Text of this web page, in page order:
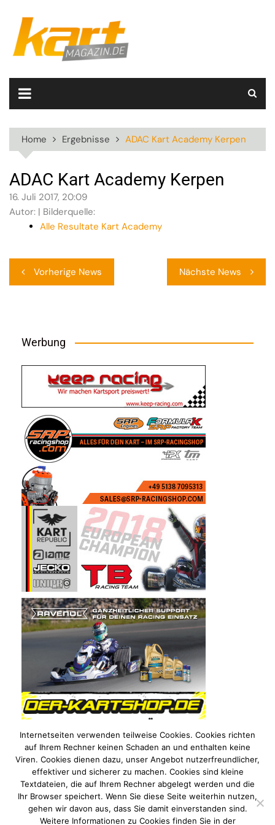
content
Home Ergebnisse ADAC Kart Academy Kerpen
ADAC Kart Academy Kerpen
16. Juli 2017, 20:09
Autor: | Bilderquelle:
Alle Resultate Kart Academy
Vorherige News Nächste News
Werbung
Internetseiten verwenden teilweise Cookies. Cookies richten
auf Ihrem Rechner keinen Schaden an und enthalten keine
Viren. Cookies dienen dazu, unser Angebot nutzerfreundlicher,
effektiver und sicherer zu machen. Cookies sind kleine
Textdateien, die auf Ihrem Rechner abgelegt werden und die
Ihr Browser speichert. Wenn Sie diese Seite weiterhin nutzen,
gehen wir davon aus, dass Sie damit einverstanden sind.
Weitere Informationen zu Cookies finden Sie in der